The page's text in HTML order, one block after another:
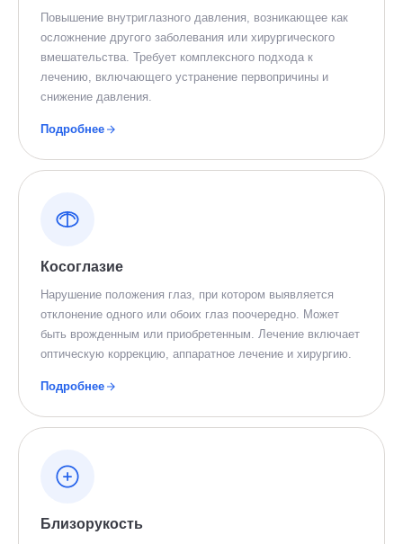
Повышение внутриглазного давления, возникающее как
осложнение другого заболевания или хирургического
вмешательства. Требует комплексного подхода к
лечению, включающего устранение первопричины и
снижение давления.
Подробнее
Косоглазие
Нарушение положения глаз, при котором выявляется
отклонение одного или обоих глаз поочередно. Может
быть врожденным или приобретенным. Лечение включает
оптическую коррекцию, аппаратное лечение и хирургию.
Подробнее
Близорукость